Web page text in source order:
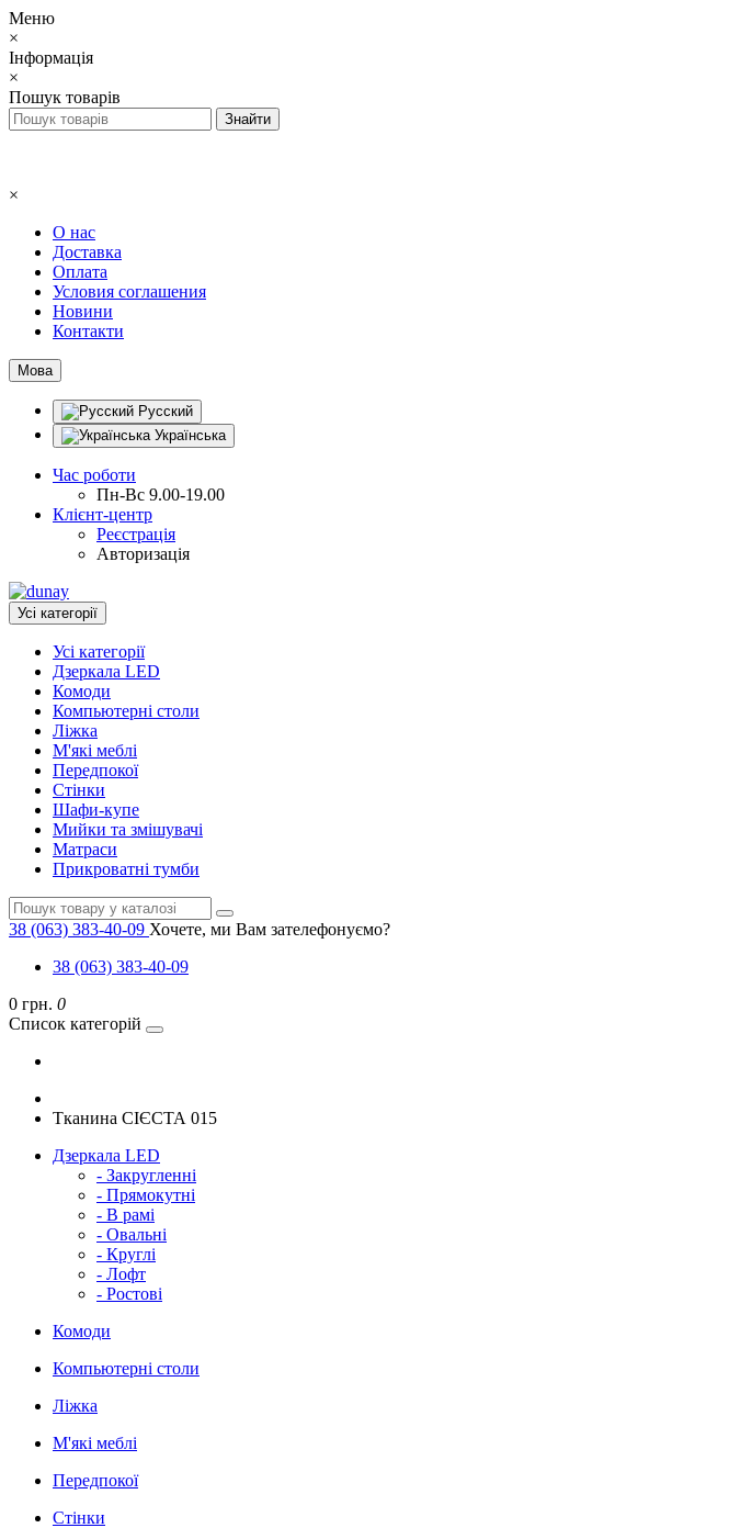
Меню
×
Інформація
×
Пошук товарів
×
О нас
Доставка
Оплата
Условия соглашения
Новини
Контакти
Мова
Русский
Українська
Час роботи
Пн-Вс 9.00-19.00
Клієнт-центр
Реєстрація
Авторизація
Усі категорії
Усі категорії
Дзеркала LED
Комоди
Компьютерні столи
Ліжка
М'які меблі
Передпокої
Стінки
Шафи-купе
Мийки та змішувачі
Матраси
Прикроватні тумби
38 (063) 383-40-09 Хочете, ми Вам зателефонуємо?
38 (063) 383-40-09
0 грн. 0
Список категорій
Тканина СІЄСТА 015
Дзеркала LED
- Закругленні
- Прямокутні
- В рамі
- Овальні
- Круглі
- Лофт
- Ростові
Комоди
Компьютерні столи
Ліжка
М'які меблі
Передпокої
Стінки